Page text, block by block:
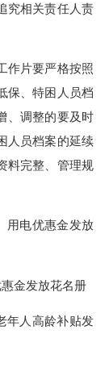
究相关责任人责
片要严格按照
保、特困人员档
、调整的要及时
人员档案的延续
料完整、管理规
电优惠金发放
金发放花名册
人高龄补贴发